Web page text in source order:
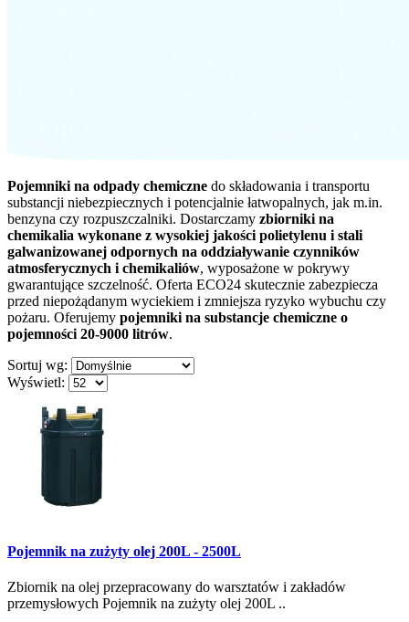
Pojemniki na odpady chemiczne do składowania i transportu
substancji niebezpiecznych i potencjalnie łatwopalnych, jak m.in.
benzyna czy rozpuszczalniki. Dostarczamy zbiorniki na
chemikalia wykonane z wysokiej jakości polietylenu i stali
galwanizowanej odpornych na oddziaływanie czynników
atmosferycznych i chemikaliów, wyposażone w pokrywy
gwarantujące szczelność. Oferta ECO24 skutecznie zabezpiecza
przed niepożądanym wyciekiem i zmniejsza ryzyko wybuchu czy
pożaru. Oferujemy pojemniki na substancje chemiczne o
pojemności 20-9000 litrów.
Sortuj wg:
Wyświetl:
Pojemnik na zużyty olej 200L - 2500L
Zbiornik na olej przepracowany do warsztatów i zakładów
przemysłowych Pojemnik na zużyty olej 200L ..